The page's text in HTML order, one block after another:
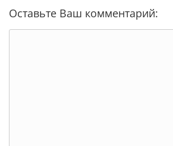
Оставьте Ваш комментарий: